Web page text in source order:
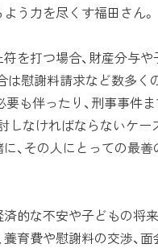
う力を尽くす福田さん。
を打つ場合、財産分与
は慰謝料請求など数多く
も伴ったり、刑事事件ま
しなければならないケー
、その人にとっての最善
的な不安や子どもの将
育費や慰謝料の交渉、